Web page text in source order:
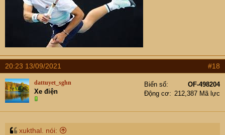
20:23 13/09/2021 #18
dattuyet_sghn
Xe điện
Biển số
OF-498204
Động cơ
212,387 Mã lực
xukthal. nói: